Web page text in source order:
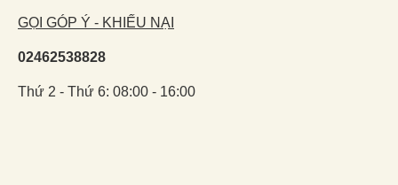
GỌI GÓP Ý - KHIẾU NẠI
02462538828
Thứ 2 - Thứ 6: 08:00 - 16:00